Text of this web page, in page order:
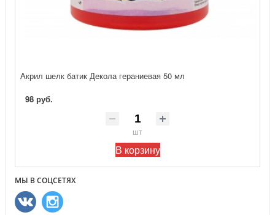
Акрил шелк батик Декола гераниевая 50 мл
98 руб.
шт
В корзину
МЫ В СОЦСЕТЯХ